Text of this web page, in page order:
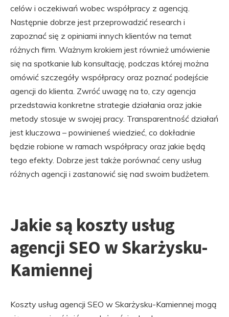
celów i oczekiwań wobec współpracy z agencją.
Następnie dobrze jest przeprowadzić research i
zapoznać się z opiniami innych klientów na temat
różnych firm. Ważnym krokiem jest również umówienie
się na spotkanie lub konsultację, podczas której można
omówić szczegóły współpracy oraz poznać podejście
agencji do klienta. Zwróć uwagę na to, czy agencja
przedstawia konkretne strategie działania oraz jakie
metody stosuje w swojej pracy. Transparentność działań
jest kluczowa – powinieneś wiedzieć, co dokładnie
będzie robione w ramach współpracy oraz jakie będą
tego efekty. Dobrze jest także porównać ceny usług
różnych agencji i zastanowić się nad swoim budżetem.
Jakie są koszty usług
agencji SEO w Skarżysku-
Kamiennej
Koszty usług agencji SEO w Skarżysku-Kamiennej mogą